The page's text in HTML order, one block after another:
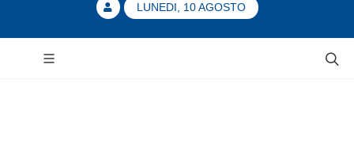
LUNEDI, 10 AGOSTO